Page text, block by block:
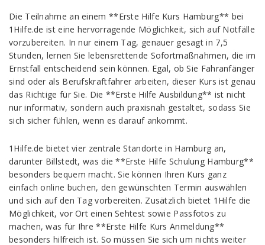
Die Teilnahme an einem **Erste Hilfe Kurs Hamburg** bei
1Hilfe.de ist eine hervorragende Möglichkeit, sich auf Notfälle
vorzubereiten. In nur einem Tag, genauer gesagt in 7,5
Stunden, lernen Sie lebensrettende Sofortmaßnahmen, die im
Ernstfall entscheidend sein können. Egal, ob Sie Fahranfänger
sind oder als Berufskraftfahrer arbeiten, dieser Kurs ist genau
das Richtige für Sie. Die **Erste Hilfe Ausbildung** ist nicht
nur informativ, sondern auch praxisnah gestaltet, sodass Sie
sich sicher fühlen, wenn es darauf ankommt.
1Hilfe.de bietet vier zentrale Standorte in Hamburg an,
darunter Billstedt, was die **Erste Hilfe Schulung Hamburg**
besonders bequem macht. Sie können Ihren Kurs ganz
einfach online buchen, den gewünschten Termin auswählen
und sich auf den Tag vorbereiten. Zusätzlich bietet 1Hilfe die
Möglichkeit, vor Ort einen Sehtest sowie Passfotos zu
machen, was für Ihre **Erste Hilfe Kurs Anmeldung**
besonders hilfreich ist. So müssen Sie sich um nichts weiter